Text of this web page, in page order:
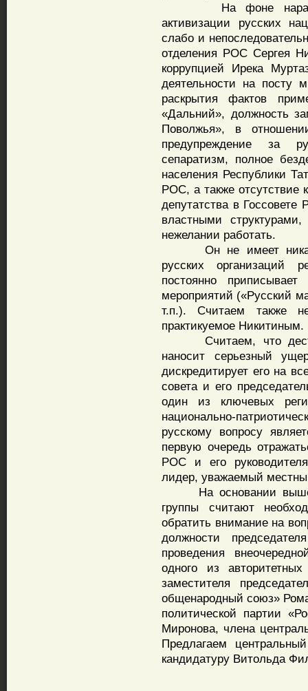
На фоне
активизации русских
слабо и
отделения РОС Сергея
коррупцией Ирека
деятельности на посту
раскрытия фактов
«Дальний», должность
Поволжья», в
предупреждение за
сепаратизм, полное
населения Республики
РОС, а также отсутствие
депутатства в Госсовете
властными
нежелании работать.
Он не имеет
русских организаций
постоянно
мероприятий («Русский
т.п.). Считаем также
практикуемое Никитиным.
Считаем, что
наносит серьезный
дискредитирует его на
совета и его
один из ключевых
национально-
русскому вопросу
первую очередь
РОС и его
лидер, уважаемый
На основании
группы считают
обратить внимание на
должности
проведения
одного из
заместителя
общенародный союз»
политической партии
Миронова, члена
Предлагаем
кандидатуру Витольда